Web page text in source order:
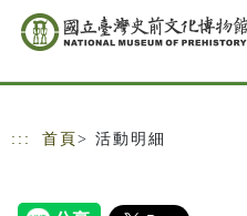
跳到主要內容
網站導覽
::: 首頁 > 活動明細